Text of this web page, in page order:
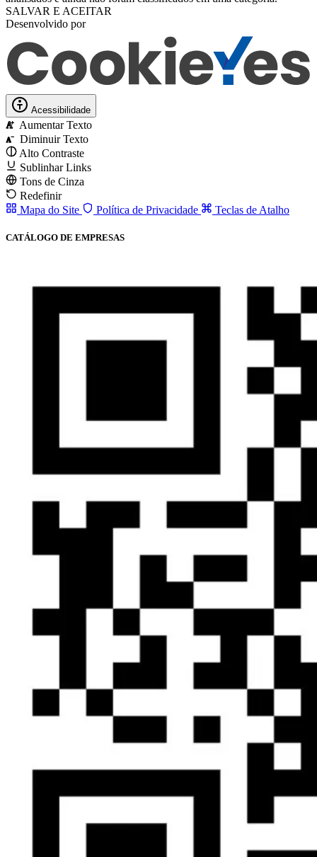
SALVAR E ACEITAR
Desenvolvido por
Acessibilidade
A Aumentar Texto
A
Diminuir Texto
Alto Contraste
Sublinhar Links
Tons de Cinza
Redefinir
Mapa do Site
Política de Privacidade Teclas de Atalho
CATÁLOGO DE EMPRESAS